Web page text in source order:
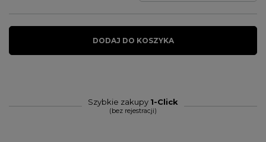
DODAJ DO KOSZYKA
Szybkie zakupy 1-Click
(bez rejestracji)